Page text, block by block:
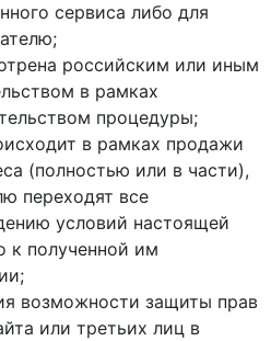
сервиса либо для
российским или иным
в рамках
процедуры;
в рамках продажи
(полностью или в части),
переходят все
условий настоящей
к полученной им
возможности защиты прав
или третьих лиц в